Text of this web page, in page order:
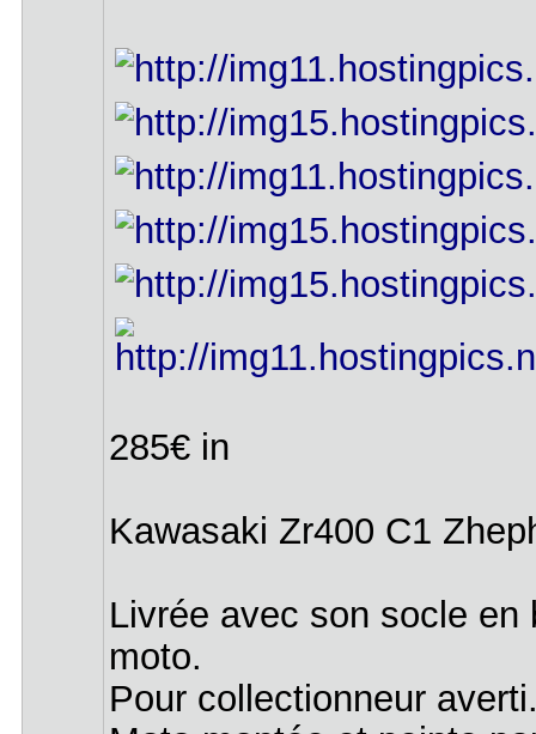
285€ in
Kawasaki Zr400 C1
Livrée avec son socle
moto.
Pour collectionneur